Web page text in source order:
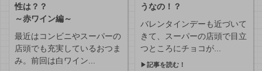
性は？？
～赤ワイン編～
最近はコンビニやスーパーの
店頭でも充実しているおつま
み。前回は白ワイン...
うなの！？
バレンタインデーも近づいて
きて、スーパーの店頭で目立
つところにチョコが...
▶記事を読む！